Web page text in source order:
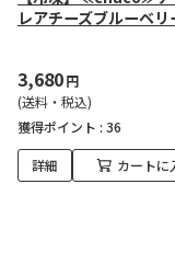
レアチーズブルーベリ
3,680円
(送料・税込)
獲得ポイント : 36
詳細 カートに